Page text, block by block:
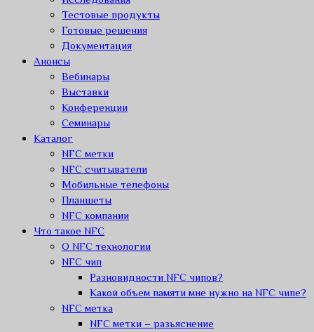
Тестовые продукты
Готовые решения
Документация
Анонсы
Вебинары
Выставки
Конференции
Семинары
Каталог
NFC метки
NFC считыватели
Мобильные телефоны
Планшеты
NFC компании
Что такое NFC
О NFC технологии
NFC чип
Разновидности NFC чипов?
Какой объем памяти мне нужно на NFC чипе?
NFC метка
NFC метки – разьяснение